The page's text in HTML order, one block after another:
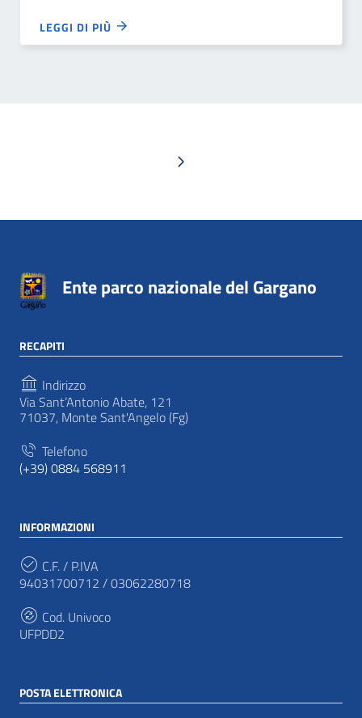
LEGGI DI PIÙ
Pagina successiva
Ente parco nazionale del Gargano
RECAPITI
Indirizzo
Via Sant’Antonio Abate, 121
71037, Monte Sant'Angelo (Fg)
Telefono
(+39) 0884 568911
INFORMAZIONI
C.F. / P.IVA
94031700712 / 03062280718
Cod. Univoco
UFPDD2
POSTA ELETTRONICA